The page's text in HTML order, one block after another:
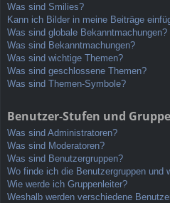
Was sind Smilies?
Kann ich Bilder in meine Beiträge
Was sind globale Bekanntmachungen?
Was sind Bekanntmachungen?
Was sind wichtige Themen?
Was sind geschlossene Themen?
Was sind Themen-Symbole?
Benutzer-Stufen und
Was sind Administratoren?
Was sind Moderatoren?
Was sind Benutzergruppen?
Wo finde ich die Benutzergruppen und
Wie werde ich Gruppenleiter?
Weshalb werden verschiedene